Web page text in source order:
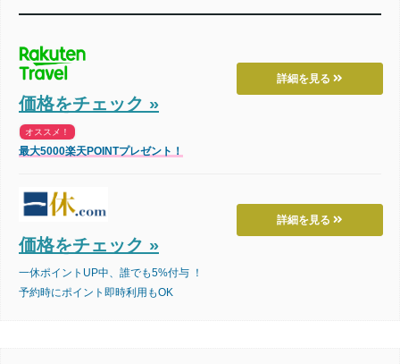
詳細を見る
価格をチェック »
オススメ！
最大5000楽天POINTプレゼント！
詳細を見る
価格をチェック »
一休ポイントUP中、誰でも5%付与 ！
予約時にポイント即時利用もOK